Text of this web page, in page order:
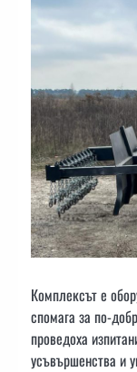
Комплексът е
спомага за по-
проведоха
усъвършенства и